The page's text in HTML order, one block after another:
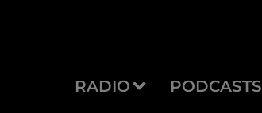
RADIO PODCASTS